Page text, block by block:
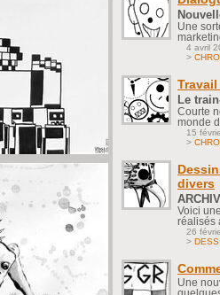
Une
4 avril
>
Le
Courte
monde
15
>
divers
Voici
réalisés
26
>
Une